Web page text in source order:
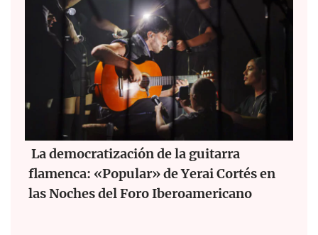
La democratización de la guitarra
flamenca: «Popular» de Yerai Cortés en
las Noches del Foro Iberoamericano